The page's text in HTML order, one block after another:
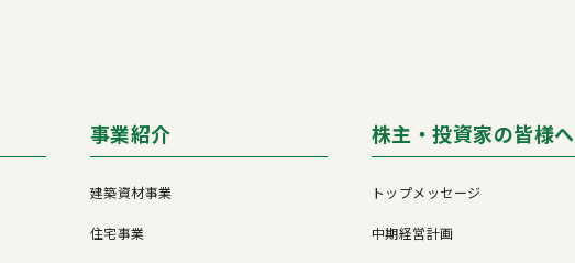
事業紹介
建築資材事業
住宅事業
株主・投資家の皆様へ
トップメッセージ
中期経営計画